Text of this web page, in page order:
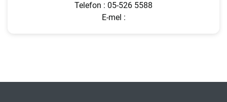
Telefon : 05-526 5588
E-mel :